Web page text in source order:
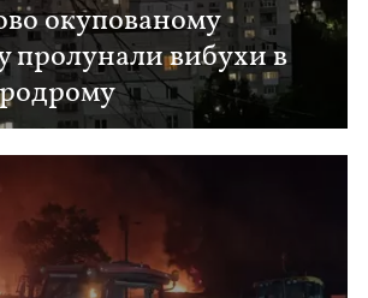
окупованому
пролунали вибухи в